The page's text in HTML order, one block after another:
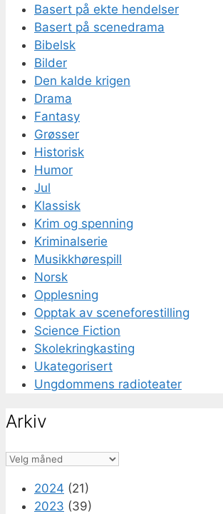
Basert på ekte hendelser
Basert på scenedrama
Bibelsk
Bilder
Den kalde krigen
Drama
Fantasy
Grøsser
Historisk
Humor
Jul
Klassisk
Krim og spenning
Kriminalserie
Musikkhørespill
Norsk
Opplesning
Opptak av sceneforestilling
Science Fiction
Skolekringkasting
Ukategorisert
Ungdommens radioteater
Arkiv
Arkiv
2024 (21)
2023 (39)